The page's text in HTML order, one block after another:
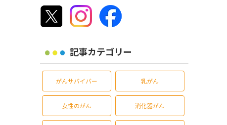
記事カテゴリー
がんサバイバー 乳がん
女性のがん 消化器がん